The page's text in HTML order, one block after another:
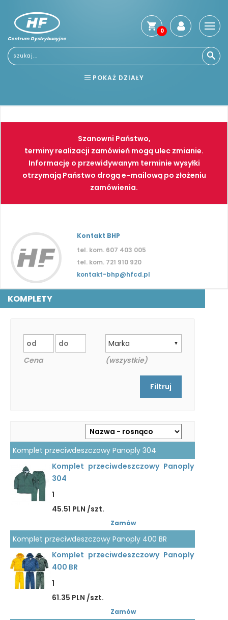
Centrum Dystrybucyjne
0
POKAŻ DZIAŁY
NARZĘDZIA SPAWALNICTWO
FARBY PNEUMATYKA
Szanowni Państwo,
terminy realizacji zamówień mogą ulec zmianie.
Informację o przewidywanym terminie wysyłki
otrzymają Państwo drogą e-mailową po złożeniu
zamówienia.
Kontakt BHP
tel. kom. 607 403 005
tel. kom. 721 910 920
kontakt-bhp@hfcd.pl
KOMPLETY
Cena
▼
Marka
(wszystkie)
Komplet przeciwdeszczowy Panoply 304
Komplet przeciwdeszczowy Panoply
304
1
45.51 PLN /szt.
Zamów
Komplet przeciwdeszczowy Panoply 400 BR
Komplet przeciwdeszczowy Panoply
400 BR
1
61.35 PLN /szt.
Zamów